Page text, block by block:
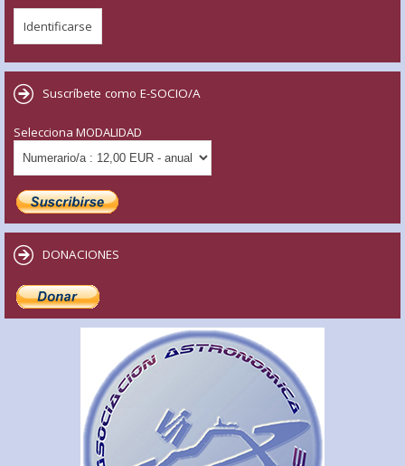
Suscríbete como E-SOCIO/A
Selecciona MODALIDAD
DONACIONES